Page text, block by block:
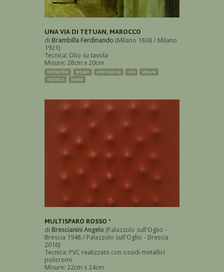
UNA VIA DI TETUAN, MAROCCO
di Brambilla Ferdinando (Milano 1838 / Milano
1921)
Tecnica: Olio su tavola
Misure: 28cm x 20cm
lombardia tetuan orientalista olio
veduta
marocco
tavola
MULTISPARO ROSSO *
di Brescianini Angelo (Palazzolo sull'Oglio -
Brescia 1948 / Palazzolo sull'Oglio - Brescia
2016)
Tecnica: PVC realizzato con ossidi metallici
policromi
Misure: 22cm x 24cm